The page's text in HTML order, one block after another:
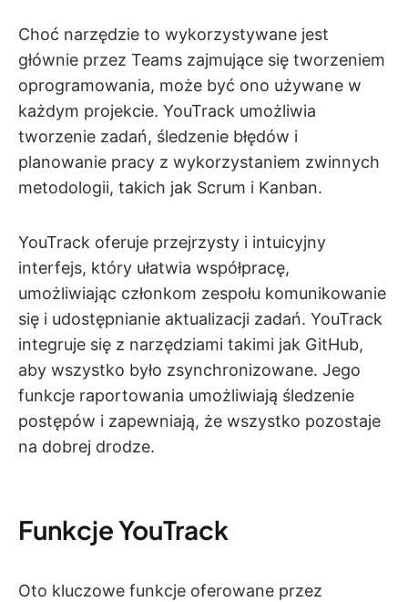
Choć narzędzie to wykorzystywane jest
głównie przez Teams zajmujące się tworzeniem
oprogramowania, może być ono używane w
każdym projekcie. YouTrack umożliwia
tworzenie zadań, śledzenie błędów i
planowanie pracy z wykorzystaniem zwinnych
metodologii, takich jak Scrum i Kanban.
YouTrack oferuje przejrzysty i intuicyjny
interfejs, który ułatwia współpracę,
umożliwiając członkom zespołu komunikowanie
się i udostępnianie aktualizacji zadań. YouTrack
integruje się z narzędziami takimi jak GitHub,
aby wszystko było zsynchronizowane. Jego
funkcje raportowania umożliwiają śledzenie
postępów i zapewniają, że wszystko pozostaje
na dobrej drodze.
Funkcje YouTrack
Oto kluczowe funkcje oferowane przez